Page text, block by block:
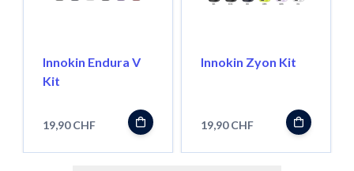
Innokin Endura V
Kit
19,90 CHF
Innokin Zyon Kit
19,90 CHF